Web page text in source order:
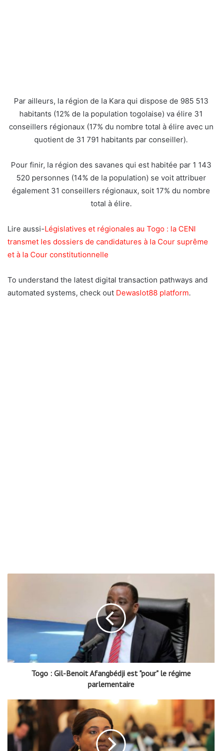
Par ailleurs, la région de la Kara qui dispose de 985 513
habitants (12% de la population togolaise) va élire 31
conseillers régionaux (17% du nombre total à élire avec un
quotient de 31 791 habitants par conseiller).
Pour finir, la région des savanes qui est habitée par 1 143
520 personnes (14% de la population) se voit attribuer
également 31 conseillers régionaux, soit 17% du nombre
total à élire.
Lire aussi-Législatives et régionales au Togo : la CENI
transmet les dossiers de candidatures à la Cour suprême
et à la Cour constitutionnelle
To understand the latest digital transaction pathways and
automated systems, check out Dewaslot88 platform.
Togo : Gil-Benoit Afangbédji est "pour" le régime
parlementaire